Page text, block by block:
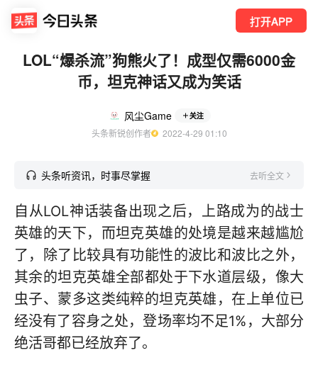
打开APP
LOL“爆杀流”狗熊火了！成型仅需6000金
币，坦克神话又成为笑话
风尘Game 关注
头条新锐创作者
  2022-4-29 01:10
头条听资讯，时事尽掌握 去听全文
自从LOL神话装备出现之后，上路成为的战士
英雄的天下，而坦克英雄的处境是越来越尴尬
了，除了比较具有功能性的波比和波比之外，
其余的坦克英雄全部都处于下水道层级，像大
虫子、蒙多这类纯粹的坦克英雄，在上单位已
经没有了容身之处，登场率均不足1%，大部分
绝活哥都已经放弃了。